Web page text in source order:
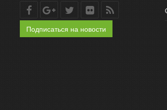
Подписаться на новости